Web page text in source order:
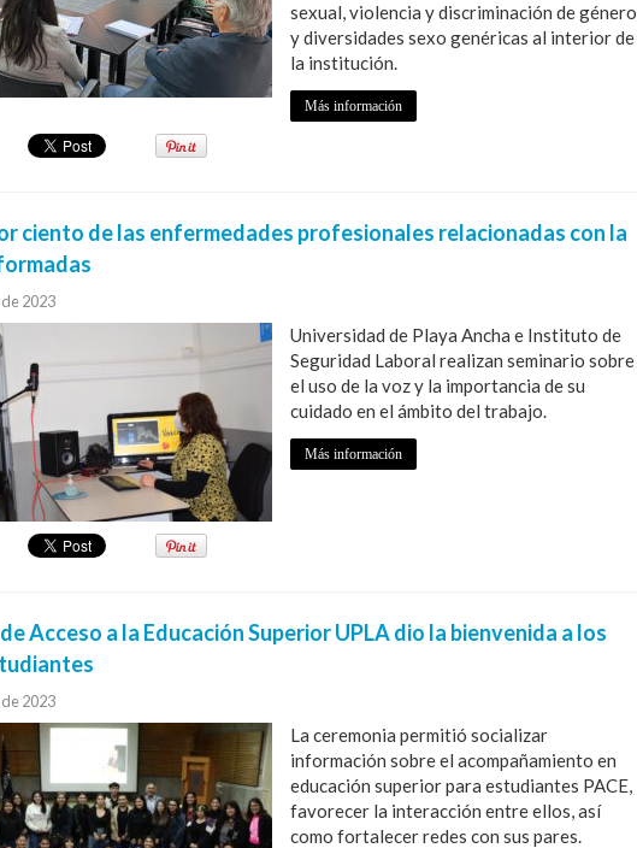
sexual, violencia y discriminación de género
y diversidades sexo genéricas al interior de
la institución.
Más información
ciento de las enfermedades profesionales relacionadas con la
2023
Universidad de Playa Ancha e Instituto de
Seguridad Laboral realizan seminario sobre
el uso de la voz y la importancia de su
cuidado en el ámbito del trabajo.
Más información
Acceso a la Educación Superior UPLA dio la bienvenida a los
2023
La ceremonia permitió socializar
información sobre el acompañamiento en
educación superior para estudiantes PACE,
favorecer la interacción entre ellos, así
como fortalecer redes con sus pares.